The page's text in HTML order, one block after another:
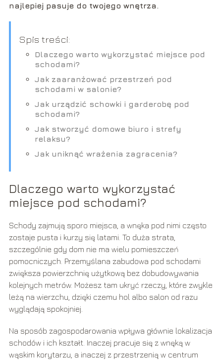
najlepiej pasuje do twojego wnętrza.
Spis treści:
Dlaczego warto wykorzystać miejsce pod
schodami?
Jak zaaranżować przestrzeń pod
schodami w salonie?
Jak urządzić schowki i garderobę pod
schodami?
Jak stworzyć domowe biuro i strefy
relaksu?
Jak uniknąć wrażenia zagracenia?
Dlaczego warto wykorzystać
miejsce pod schodami?
Schody zajmują sporo miejsca, a wnęka pod nimi często
zostaje pusta i kurzy się latami. To duża strata,
szczególnie gdy dom nie ma wielu pomieszczeń
pomocniczych. Przemyślana zabudowa pod schodami
zwiększa powierzchnię użytkową bez dobudowywania
kolejnych metrów. Możesz tam ukryć rzeczy, które zwykle
leżą na wierzchu, dzięki czemu hol albo salon od razu
wyglądają spokojniej.
Na sposób zagospodarowania wpływa głównie lokalizacja
schodów i ich kształt. Inaczej pracuje się z wnęką w
wąskim korytarzu, a inaczej z przestrzenią w centrum